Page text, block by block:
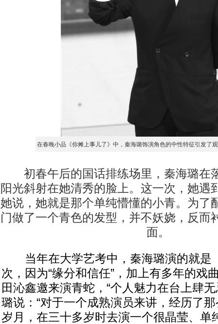
在春晚小品《你摊上事儿了》中，秦海璐饰演角色的中性特征引发了
初春午后的国话排练场里，秦海璐在
阳光斜射在她清秀的脸上。这一次，她遇
她说，她就是那个单纯懵懂的小青。为了
门做了一个青色的发型，并不妖娆，反而
面。
当年在大学艺考中，秦海璐演的就是
次，因为“缘分和信任”，加上有多年的戏
田沁鑫邀来演青蛇，“个人魅力在台上肆
璐说：“对于一个成熟演员来讲，经历了
岁月，在三十多岁时去演一个很晶莹、单